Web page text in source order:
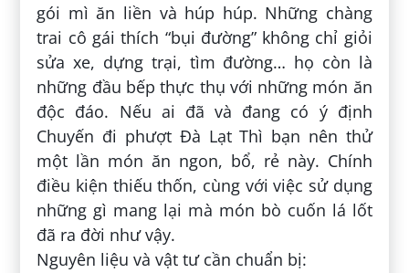
gói mì ăn liền và húp húp. Những chàng
trai cô gái thích “bụi đường” không chỉ giỏi
sửa xe, dựng trại, tìm đường… họ còn là
những đầu bếp thực thụ với những món ăn
độc đáo. Nếu ai đã và đang có ý định
Chuyến đi phượt Đà Lạt Thì bạn nên thử
một lần món ăn ngon, bổ, rẻ này. Chính
điều kiện thiếu thốn, cùng với việc sử dụng
những gì mang lại mà món bò cuốn lá lốt
đã ra đời như vậy.
Nguyên liệu và vật tư cần chuẩn bị: